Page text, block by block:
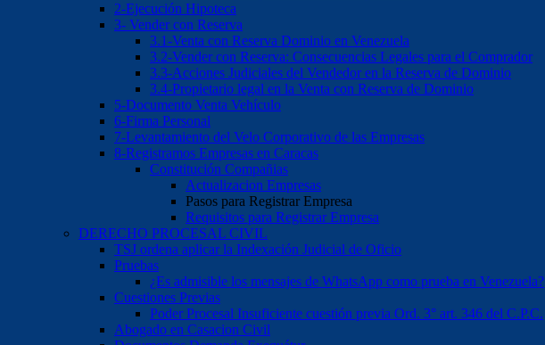
2-Ejecución Hipoteca
3- Vender con Reserva
3.1-Venta con Reserva Dominio en Venezuela
3.2-Vender con Reserva: Consecuencias Legales para el Comprador
3.3-Acciones Judiciales del Vendedor en la Reserva de Dominio
3.4-Propietario legal en la Venta con Reserva de Dominio
5-Documento Venta Vehículo
6-Firma Personal
7-Levantamiento del Velo Corporativo de las Empresas
8-Registramos Empresas en Caracas
Constitución Compañias
Actualizacion Empresas
Pasos para Registrar Empresa
Requisitos para Registrar Empresa
DERECHO PROCESAL CIVIL
TSJ ordena aplicar la Indexación Judicial de Oficio
Pruebas
¿Es admisible los mensajes de WhatsApp como prueba en Venezuela?
Cuestiones Previas
Poder Procesal Insuficiente cuestión previa Ord. 3° art. 346 del C.P.C.
Abogado en Casacion Civil